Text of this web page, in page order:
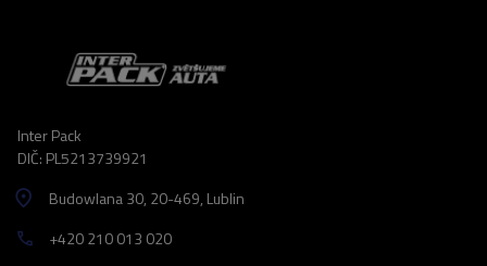
Inter Pack
DIČ: PL5213739921
Budowlana 30, 20-469, Lublin
+420 210 013 020